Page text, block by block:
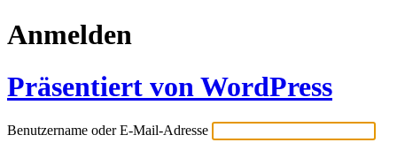
Anmelden
Präsentiert von WordPress
Benutzername oder E-Mail-Adresse